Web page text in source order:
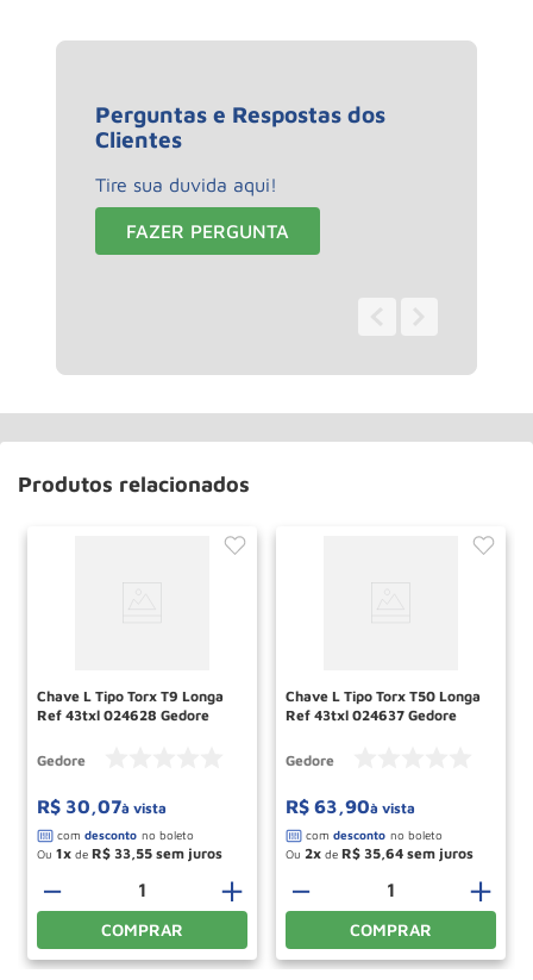
Perguntas e Respostas dos
Clientes
Tire sua duvida aqui!
FAZER PERGUNTA
Produtos relacionados
Chave L Tipo Torx T9 Longa
Ref 43txl 024628 Gedore
Gedore
R$ 30,07à vista
Ou 1 de R$ 33,55
＋
－
COMPRAR
Chave L Tipo Torx T50 Longa
Ref 43txl 024637 Gedore
Gedore
R$ 63,90à vista
Ou 2 de R$ 35,64
＋
－
COMPRAR